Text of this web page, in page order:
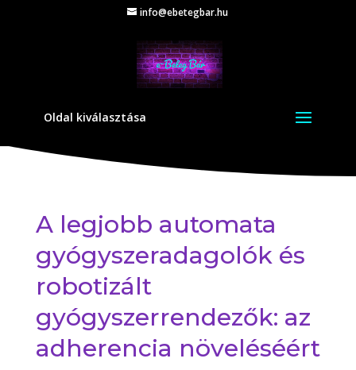
info@ebetegbar.hu
Oldal kiválasztása
A legjobb automata
gyógyszeradagolók és
robotizált
gyógyszerrendezők: az
adherencia növeléséért